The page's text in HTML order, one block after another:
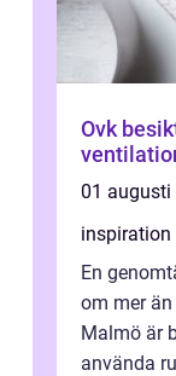
Ovk
01 augusti
inspiration
En
om mer
Malmö är
använda